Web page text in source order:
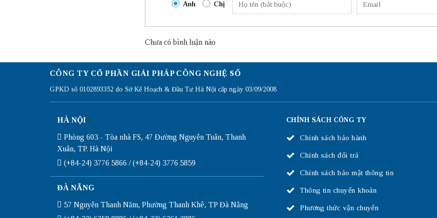
Anh Chị
Chưa có bình luận nào
CÔNG TY CỔ PHẦN GIẢI PHÁP CÔNG NGHỆ SỐ
GPKD số 0102893352 do Sở Kế Hoạch & Đầu Tư Hà Nội cấp ngày 03/09/2008
HÀ NỘI
Phòng 603 - Tòa nhà FS, 47 Đường Nguyễn Tuân, Thanh
Xuân, TP. Hà Nội
(+84-24) 3776 5866 / (+84-24) 3776 5859
ĐÀ NẴNG
57 Nguyễn Thanh Năm, Phường Thanh Khê, TP Đà Nẵng
CHÍNH SÁCH CÔNG TY
Chính sách bảo hành
Chính sách đổi trả
Chính sách bảo mật thông tin
Thông tin chuyển khoản
Phương thức vận chuyển